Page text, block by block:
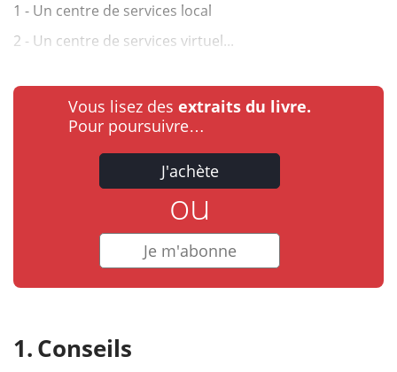
1 - Un centre de services local
2 - Un centre de services virtuel...
Vous lisez des extraits du livre.
Pour poursuivre…
J'achète
ou
Je m'abonne
Conseils